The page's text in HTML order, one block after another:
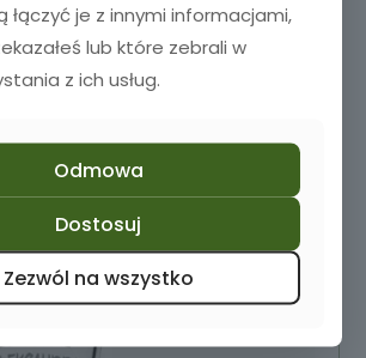
Dodaj do koszyka
łączyć je z innymi informacjami,
lub które zebrali w
z ich usług.
Odmowa
Dostosuj
Zezwól na wszystko